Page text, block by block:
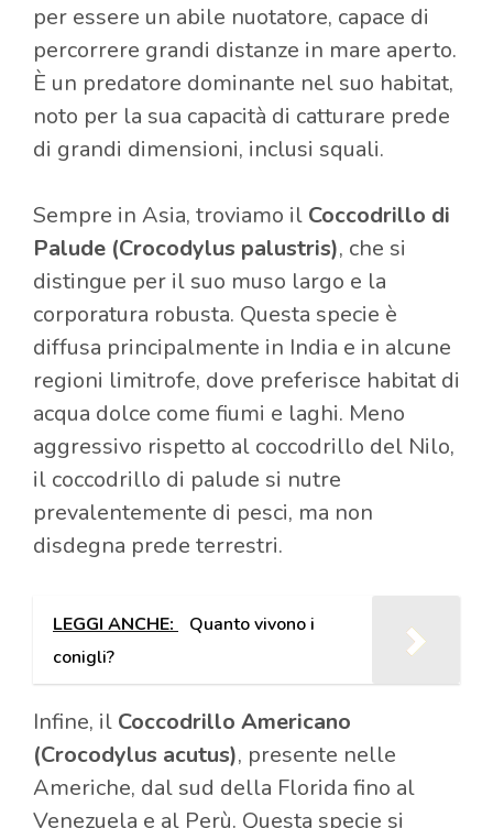
per essere un abile nuotatore, capace di
percorrere grandi distanze in mare aperto.
È un predatore dominante nel suo habitat,
noto per la sua capacità di catturare prede
di grandi dimensioni, inclusi squali.
Sempre in Asia, troviamo il Coccodrillo di
Palude (Crocodylus palustris), che si
distingue per il suo muso largo e la
corporatura robusta. Questa specie è
diffusa principalmente in India e in alcune
regioni limitrofe, dove preferisce habitat di
acqua dolce come fiumi e laghi. Meno
aggressivo rispetto al coccodrillo del Nilo,
il coccodrillo di palude si nutre
prevalentemente di pesci, ma non
disdegna prede terrestri.
LEGGI ANCHE:
Quanto vivono i
conigli?
Infine, il Coccodrillo Americano
(Crocodylus acutus), presente nelle
Americhe, dal sud della Florida fino al
Venezuela e al Perù. Questa specie si